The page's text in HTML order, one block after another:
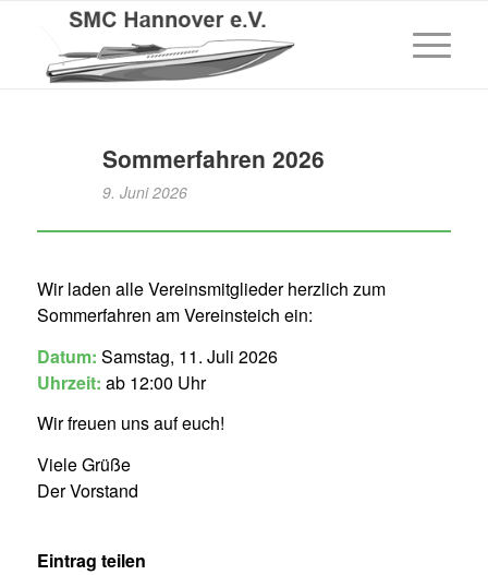
Sommerfahren 2026
9. Juni 2026
Wir laden alle Vereinsmitglieder herzlich zum
Sommerfahren am Vereinsteich ein:
Datum: Samstag, 11. Juli 2026
Uhrzeit: ab 12:00 Uhr
Wir freuen uns auf euch!
Viele Grüße
Der Vorstand
Eintrag teilen